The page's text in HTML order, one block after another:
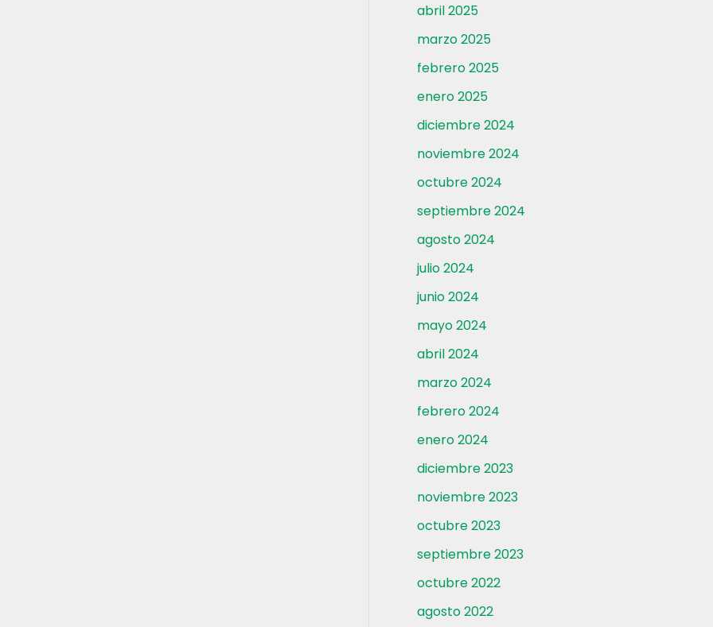
abril 2025
marzo 2025
febrero 2025
enero 2025
diciembre 2024
noviembre 2024
octubre 2024
septiembre 2024
agosto 2024
julio 2024
junio 2024
mayo 2024
abril 2024
marzo 2024
febrero 2024
enero 2024
diciembre 2023
noviembre 2023
octubre 2023
septiembre 2023
octubre 2022
agosto 2022